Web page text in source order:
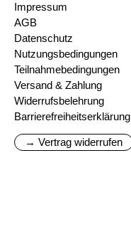
Impressum
AGB
Datenschutz
Nutzungsbedingungen
Teilnahmebedingungen
Versand & Zahlung
Widerrufsbelehrung
Barrierefreiheitserklärung
→ Vertrag widerrufen